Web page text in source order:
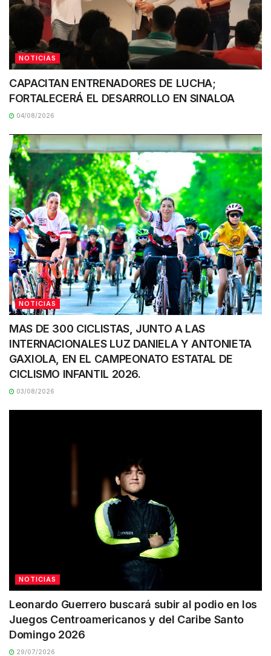
NOTICIAS
CAPACITAN ENTRENADORES DE LUCHA;
FORTALECERÁ EL DESARROLLO EN SINALOA
04/08/2026
NOTICIAS
MAS DE 300 CICLISTAS, JUNTO A LAS
INTERNACIONALES LUZ DANIELA Y ANTONIETA
GAXIOLA, EN EL CAMPEONATO ESTATAL DE
CICLISMO INFANTIL 2026.
03/08/2026
NOTICIAS
Leonardo Guerrero buscará subir al podio en los
Juegos Centroamericanos y del Caribe Santo
Domingo 2026
29/07/2026